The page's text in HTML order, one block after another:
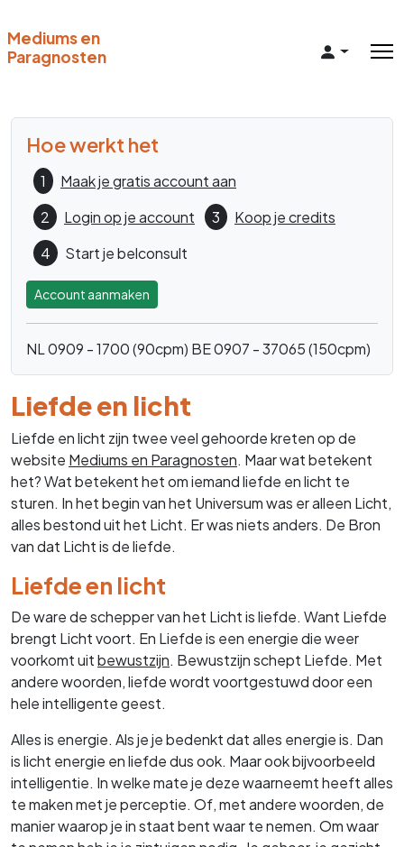
Mediums en
Paragnosten
Hoe werkt het
1
Maak je gratis account aan
2
Login op je account 3
Koop je credits
4
Start je belconsult
Account aanmaken
NL 0909 - 1700 (90cpm) BE 0907 - 37065 (150cpm)
Liefde en licht
Liefde en licht zijn twee veel gehoorde kreten op de
website Mediums en Paragnosten. Maar wat betekent
het? Wat betekent het om iemand liefde en licht te
sturen. In het begin van het Universum was er alleen Licht,
alles bestond uit het Licht. Er was niets anders. De Bron
van dat Licht is de liefde.
Liefde en licht
De ware de schepper van het Licht is liefde. Want Liefde
brengt Licht voort. En Liefde is een energie die weer
voorkomt uitbewustzijn. Bewustzijn schept Liefde. Met
andere woorden, liefde wordt voortgestuwd door een
hele intelligente geest.
Alles is energie. Als je je bedenkt dat alles energie is. Dan
is licht energie en liefde dus ook. Maar ook bijvoorbeeld
intelligentie. In welke mate je deze waarneemt heeft alles
te maken met je perceptie. Of, met andere woorden, de
manier waarop je in staat bent waar te nemen. Om waar